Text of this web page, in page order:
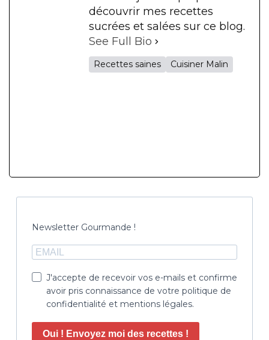
découvrir mes recettes
sucrées et salées sur ce blog.
See Full Bio
Recettes saines Cuisiner Malin
Newsletter Gourmande !
J'accepte de recevoir vos e-mails et confirme
avoir pris connaissance de votre politique de
confidentialité et mentions légales.
Oui ! Envoyez moi des recettes !